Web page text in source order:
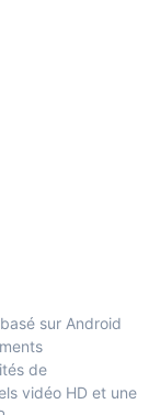
sur Android
de
vidéo HD et une